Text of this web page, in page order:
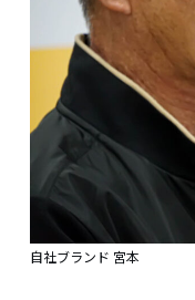
自社ブランド 宮本